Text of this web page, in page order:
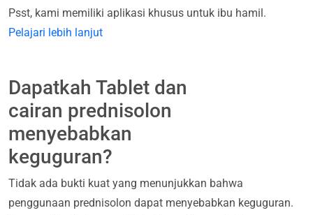
Psst, kami memiliki aplikasi khusus untuk ibu hamil.
Pelajari lebih lanjut
Dapatkah Tablet dan
cairan prednisolon
menyebabkan
keguguran?
Tidak ada bukti kuat yang menunjukkan bahwa
penggunaan prednisolon dapat menyebabkan keguguran.